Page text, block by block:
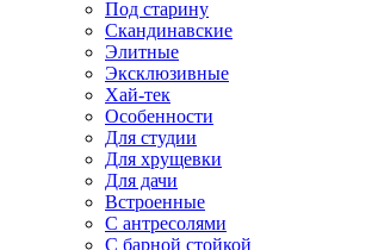
Под старину
Скандинавские
Элитные
Эксклюзивные
Хай-тек
Особенности
Для студии
Для хрущевки
Для дачи
Встроенные
С антресолями
С барной стойкой